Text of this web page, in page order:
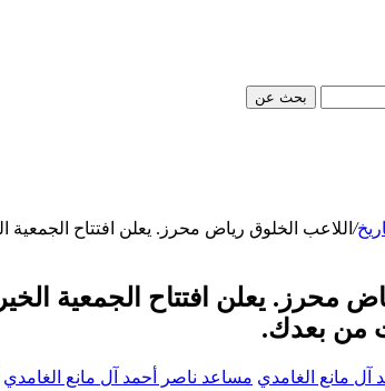
بحث عن
/ اللاعب الخلوق رياض محرز. يعلن افتتاح الجمعية الخيرية رقم 64 حول الجزائر .عدا عدة مطاعم لمساعدة الفقراء وأكثر من 33 مستشفى
من بعدك.
مساعد ناصر أحمد آل مانع الغامدي